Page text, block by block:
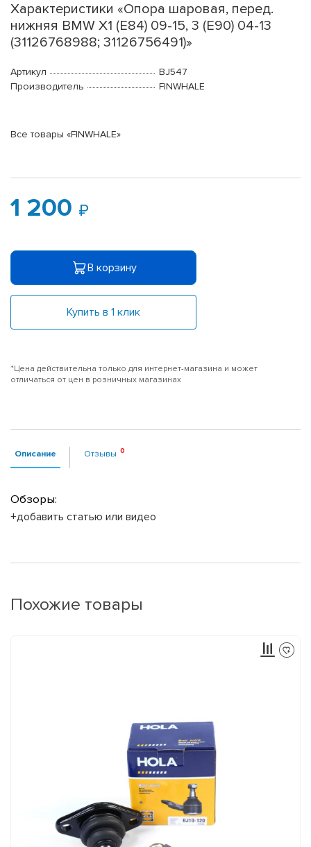
Характеристики «Опора шаровая, перед.
нижняя BMW X1 (E84) 09-15, 3 (E90) 04-13
(31126768988; 31126756491)»
Артикул
BJ547
Производитель
FINWHALE
Все товары «FINWHALE»
1 200
В корзину
Купить в 1 клик
*Цена действительна только для интернет-магазина и может
отличаться от цен в розничных магазинах
Описание Отзывы
Обзоры:
+добавить статью или видео
Похожие товары